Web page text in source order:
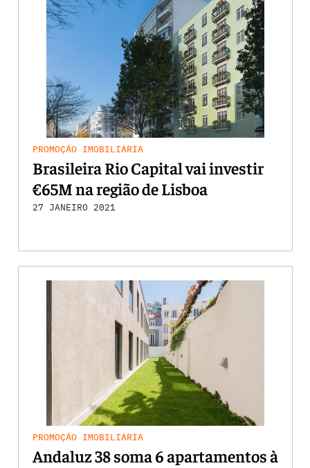
PROMOÇÃO IMOBILIÁRIA
Brasileira Rio Capital vai investir
€65M na região de Lisboa
27 JANEIRO 2021
PROMOÇÃO IMOBILIÁRIA
Andaluz 38 soma 6 apartamentos à